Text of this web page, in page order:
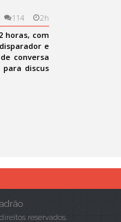
reservados.